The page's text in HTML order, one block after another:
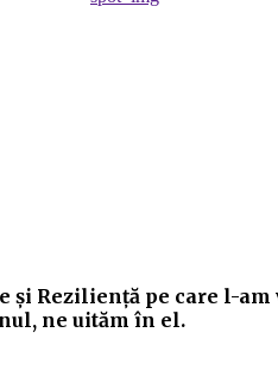
Rezilienţă pe care l-am
ne uităm în el.